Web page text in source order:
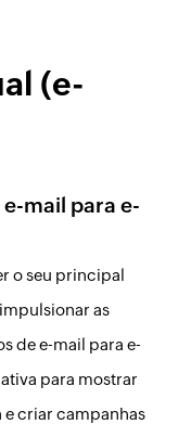
(e-
mail para e-
o seu principal
as
de e-mail para e-
para mostrar
e criar campanhas